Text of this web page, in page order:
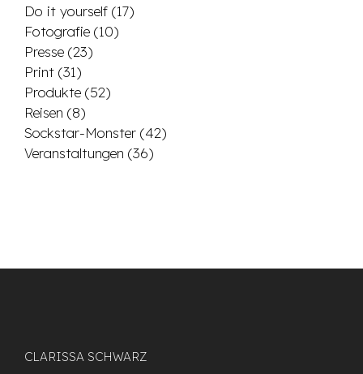
Do it yourself (17)
Fotografie (10)
Presse (23)
Print (31)
Produkte (52)
Reisen (8)
Sockstar-Monster (42)
Veranstaltungen (36)
CLARISSA SCHWARZ